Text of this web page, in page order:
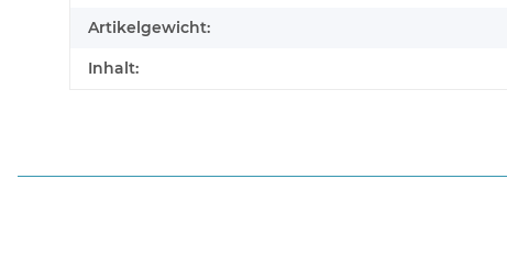
Artikelgewicht:
Inhalt: